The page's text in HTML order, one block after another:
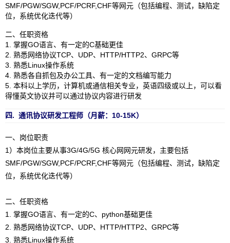
SMF/PGW/SGW,PCF/PCRF,CHF等网元（包括编程、测试，缺陷定
位，系统优化迭代等）
二、任职资格
1. 掌握GO语言、有一定的C基础更佳
2. 熟悉网络协议TCP、UDP、HTTP/HTTP2、GRPC等
3. 熟悉Linux操作系统
4. 熟悉各自抓包及办公工具、有一定的文档编写能力
5. 本科以上学历，计算机或通信相关专业，英语四级或以上，可以看
得懂英文协议并可以通过协议内容进行研发
四. 通讯协议研发工程师（月薪：10-15K）
一、岗位职责
1）本岗位主要从事3G/4G/5G 核心网网元研发，主要包括
SMF/PGW/SGW,PCF/PCRF,CHF等网元（包括编程、测试，缺陷定
位，系统优化迭代等）
二、任职资格
1. 掌握GO语言、有一定的C、python基础更佳
2. 熟悉网络协议TCP、UDP、HTTP/HTTP2、GRPC等
3. 熟悉Linux操作系统